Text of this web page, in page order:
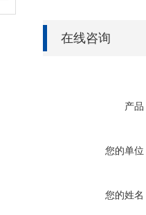
在线咨询
产品
您的单位
您的姓名